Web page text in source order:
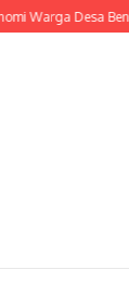
Desa Bentek